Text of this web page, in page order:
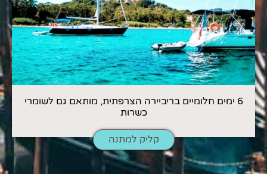
6 ימים חלומיים בריביירה הצרפתית, מותאם גם לשומרי
כשרות
קליק למתנה